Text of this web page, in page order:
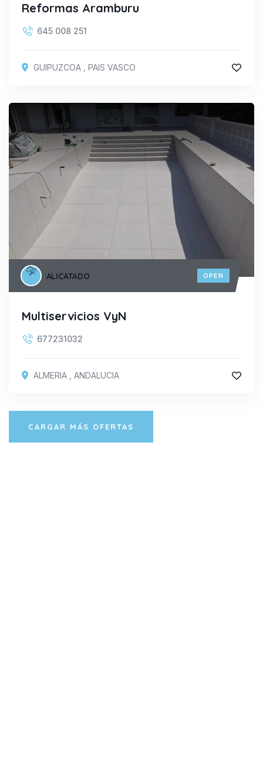
Reformas Aramburu
645 008 251
GUIPUZCOA , PAIS VASCO
ALICATADO OPEN
Multiservicios VyN
677231032
ALMERIA ANDALUCIA
CARGAR MÁS OFERTAS